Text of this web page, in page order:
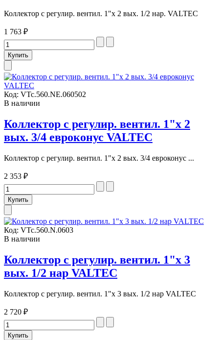
Коллектор с регулир. вентил. 1"х 2 вых. 1/2 нар. VALTEC
1 763 ₽
Код: VTc.560.NE.060502
В наличии
Коллектор с регулир. вентил. 1"х 2
вых. 3/4 евроконус VALTEC
Коллектор с регулир. вентил. 1"х 2 вых. 3/4 евроконус ...
2 353 ₽
Код: VTc.560.N.0603
В наличии
Коллектор с регулир. вентил. 1"х 3
вых. 1/2 нар VALTEC
Коллектор с регулир. вентил. 1"х 3 вых. 1/2 нар VALTEC
2 720 ₽